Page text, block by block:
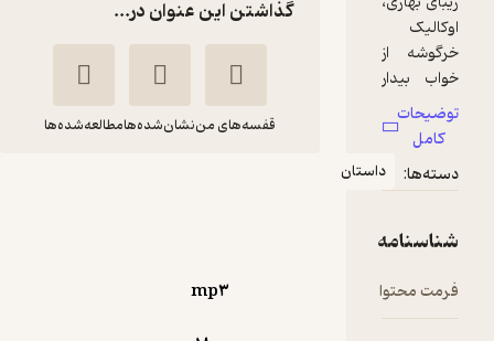
گذاشتن این عنوان در...
قفسه‌های من نشان‌شده‌هامطالعه‌شده‌ها